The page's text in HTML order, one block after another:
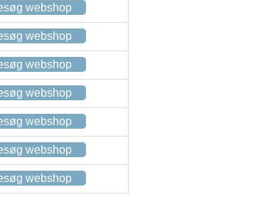
webshop
webshop
webshop
webshop
webshop
webshop
webshop